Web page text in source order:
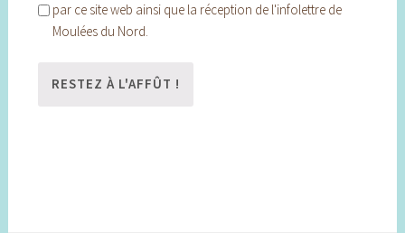
par ce site web ainsi que la réception de l'infolettre de
Moulées du Nord.